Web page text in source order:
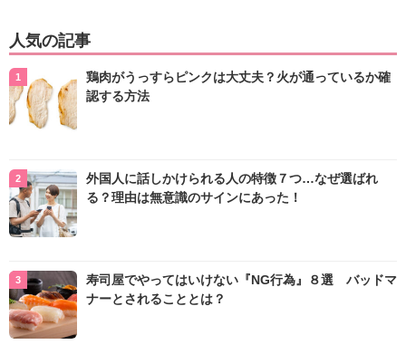
人気の記事
鶏肉がうっすらピンクは大丈夫？火が通っているか確
認する方法
外国人に話しかけられる人の特徴７つ…なぜ選ばれ
る？理由は無意識のサインにあった！
寿司屋でやってはいけない『NG行為』８選 バッドマ
ナーとされることとは？